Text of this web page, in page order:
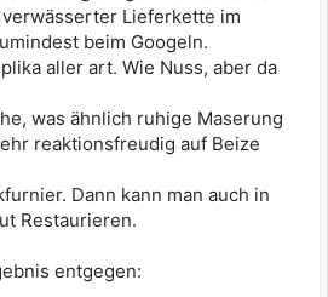
Lieferkette im
beim Googeln.
aller art. Wie Nuss, aber da
was ähnlich ruhige Maserung
reaktionsfreudig auf Beize
Dann kann man auch in
Restaurieren.
entgegen: